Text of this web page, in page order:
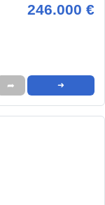
246.000 €
➦ ➜